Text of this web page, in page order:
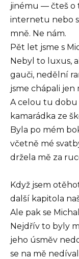
jinému — čteš o
internetu nebo
mně. Ne nám.
Pět let jsme s
Nebyl to luxus,
gauči, nedělní
jsme chápali jen
A celou tu
kamarádka ze
Byla po mém
včetně mé
držela mě za
Když jsem
další kapitola
Ale pak se
Nejdřív to byly
jeho úsměv
se na mě